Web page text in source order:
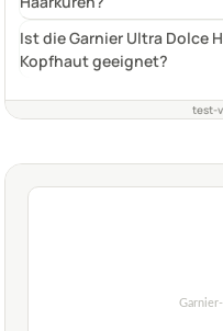
Ist die Garnier Ultra Dolce
Kopfhaut geeignet?
test-